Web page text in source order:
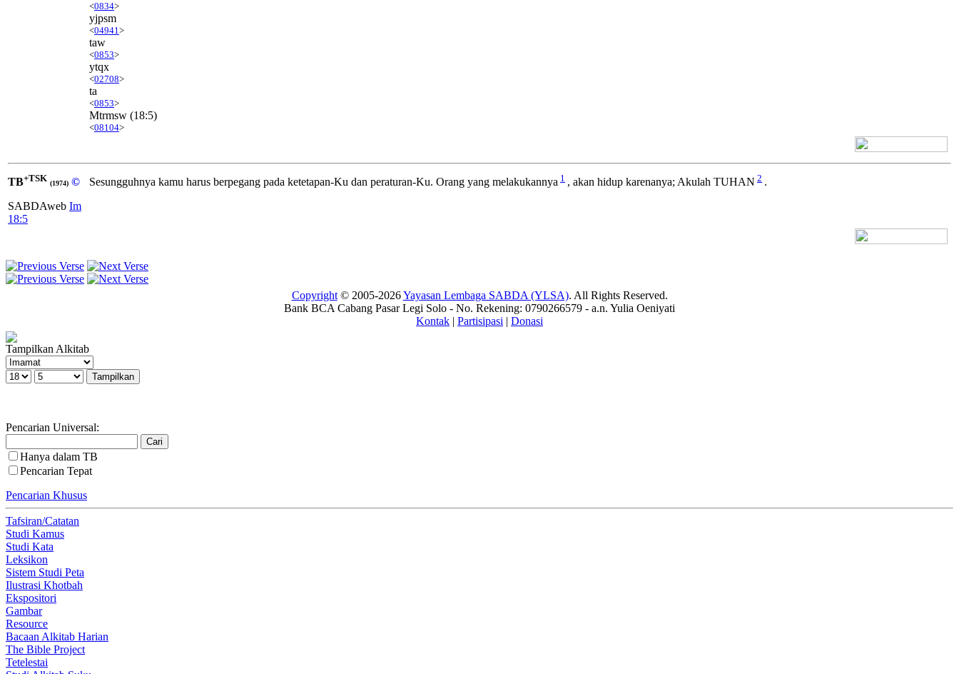
<0834>
yjpsm
<04941 >
taw
<0853>
ytqx
<02708>
ta
<0853>
Mtrmsw (18:5)
<08104>
TB+TSK (1974) ©
SABDAweb Im
18:5
Sesungguhnya kamu harus berpegang pada ketetapan-Ku dan peraturan-Ku. Orang yang melakukannya 1 , akan hidup karenanya; Akulah TUHAN 2 .
Copyright© 2005-2026Yayasan Lembaga SABDA (YLSA). All Rights Reserved.
Bank BCA Cabang Pasar Legi Solo - No. Rekening: 0790266579 - a.n. Yulia Oeniyati
Kontak | Partisipasi | Donasi
Tampilkan Alkitab
Pencarian Universal:
Hanya dalam TB
Pencarian Tepat
Pencarian Khusus
Tafsiran/Catatan
Studi Kamus
Studi Kata
Leksikon
Sistem Studi Peta
Ilustrasi Khotbah
Ekspositori
Gambar
Resource
Bacaan Alkitab Harian
The Bible Project
Tetelestai